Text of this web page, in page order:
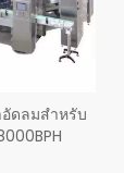
ดลมสำหรับ